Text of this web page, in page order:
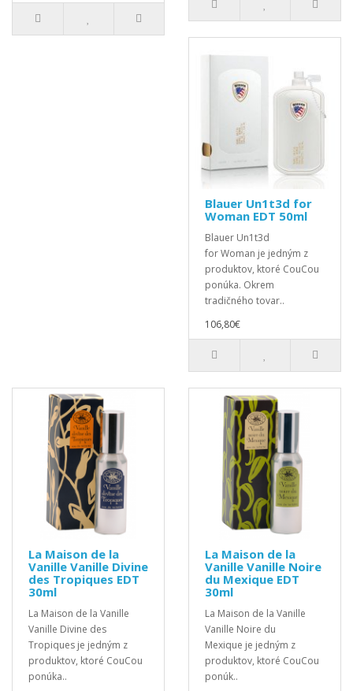
Blauer Un1t3d for
Woman EDT 50ml
Blauer Un1t3d
for Woman je jedným z
produktov, ktoré CouCou
ponúka. Okrem
tradičného tovar..
106,80€
La Maison de la
Vanille Vanille Divine
des Tropiques EDT
30ml
La Maison de la Vanille
Vanille Divine des
Tropiques je jedným z
produktov, ktoré CouCou
ponúka..
La Maison de la
Vanille Vanille Noire
du Mexique EDT
30ml
La Maison de la Vanille
Vanille Noire du
Mexique je jedným z
produktov, ktoré CouCou
ponúk..